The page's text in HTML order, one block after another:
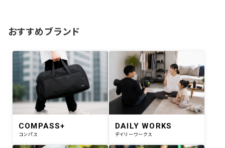
おすすめブランド
COMPASS+
コンパス
DAILY WORKS
デイリーワークス